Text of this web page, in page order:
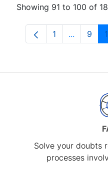
Showing 91 to 100 of
Page
1 ... 9
Solve your doubts
processes